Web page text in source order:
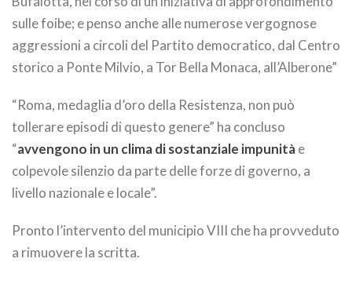
sulle foibe; e penso anche alle numerose vergognose
aggressioni a circoli del Partito democratico, dal Centro
storico a Ponte Milvio, a Tor Bella Monaca, all’Alberone”
“Roma, medaglia d’oro della Resistenza, non può
tollerare episodi di questo genere” ha concluso
“avvengono in un clima di sostanziale impunitàe
colpevole silenzio da parte delle forze di governo, a
livello nazionale e locale”.
Pronto l’intervento del municipio VIII che ha provveduto
a rimuovere la scritta.